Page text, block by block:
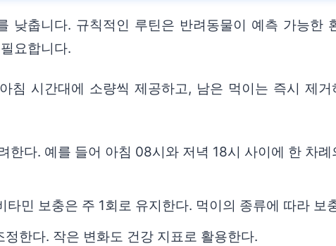
춥니다. 규칙적인 루틴은 반려동물이 예측 가능한
요합니다.
시간대에 소량씩 제공하고, 남은 먹이는 즉시 제거
다. 예를 들어 아침 08시와 저녁 18시 사이에 한 차례
민 보충은 주 1회로 유지한다. 먹이의 종류에 따라 보
한다. 작은 변화도 건강 지표로 활용한다.